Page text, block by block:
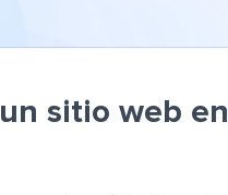
sitio web en